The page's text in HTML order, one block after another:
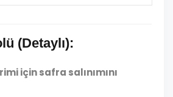
(Detaylı):
için safra salınımını